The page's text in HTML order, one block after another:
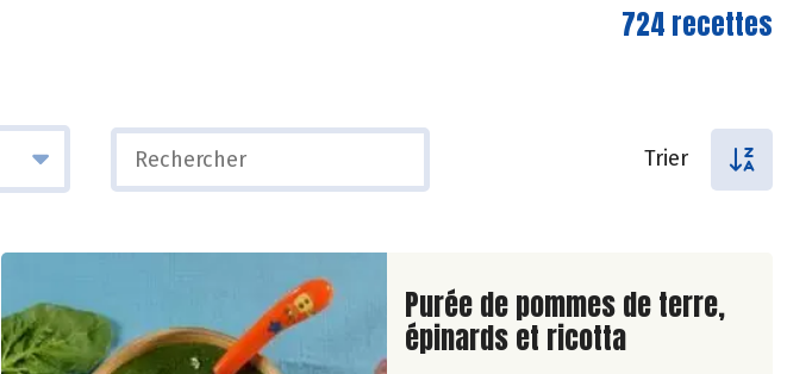
724 recettes
Trier
Lire la suite de la recette
Purée de pommes de terre,
épinards et ricotta